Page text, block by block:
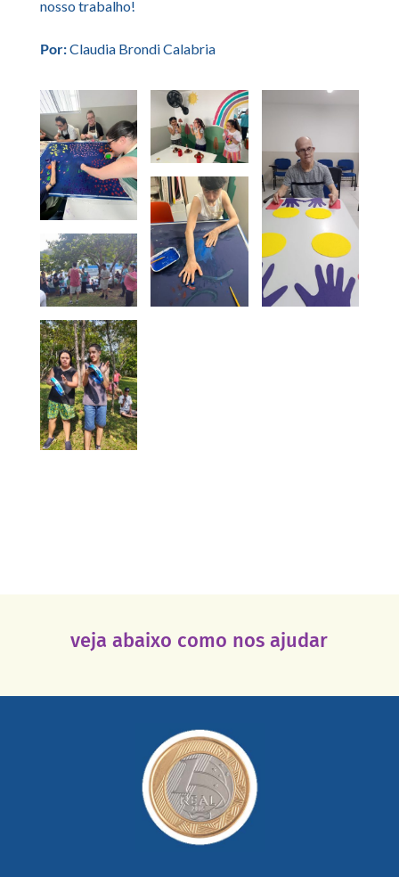
nosso trabalho!
Por:Claudia Brondi Calabria
veja abaixo como nos ajudar
mail mostrando tudo o que fizemos com a sua ajuda
somada a de outras pessoas.
saiba mais